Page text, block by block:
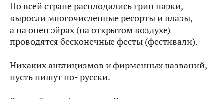
По всей стране расплодились грин парки,
выросли многочисленные ресорты и плазы,
а на опен эйрах (на открытом воздухе)
проводятся бесконечные фесты (фестивали).
Никаких англицизмов и фирменных названий,
пусть пишут по‑ русски.